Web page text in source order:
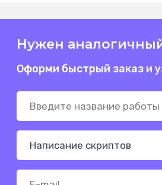
Нужен
Оформи быстрый заказ и